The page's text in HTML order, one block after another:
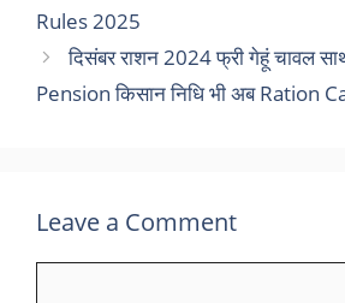
Rules 2025
दिसंबर राशन 2024 फ्री गेहूं चावल
Pension किसान निधि भी अब Ration
Leave a Comment